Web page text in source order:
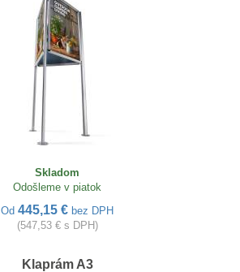
Skladom
Odošleme v piatok
Od 445,15 € bez DPH
(547,53 € s DPH)
Klaprám A3